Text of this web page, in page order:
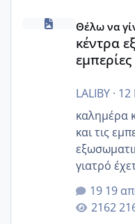
κέντρα εξωσωματικής
Θέλω να
κέντρα
εμπερίες
LALIBY· 12
καλημέρα
και τις
γιατρό
που
19